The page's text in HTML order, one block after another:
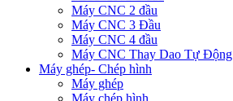
Máy CNC 2 đầu
Máy CNC 3 Đầu
Máy CNC 4 đầu
Máy CNC Thay Dao Tự Động
Máy ghép- Chép hình
Máy ghép